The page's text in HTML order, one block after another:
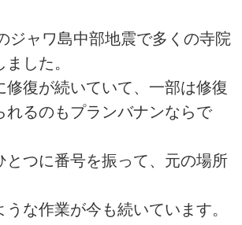
ジャワ島中部地震で多くの寺院
した。
修復が続いていて、一部は修復
れるのもプランバナンならで
とつに番号を振って、元の場所
な作業が今も続いています。